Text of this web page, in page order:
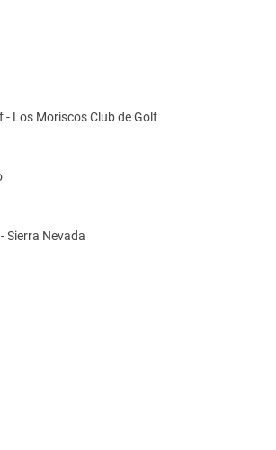
- Los Moriscos Club de Golf
Sierra Nevada